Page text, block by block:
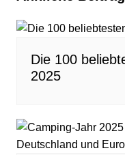
Die 100
2025